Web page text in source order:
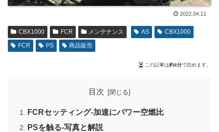
2022.04.11
CBX1000 FCR メンテナンス AS
CBX1000
FCR
PS 商品販売
この記事は約4分で読めます。
目次
FCRセッティング-加速にパワー空燃比
PSを触る-写真と解説